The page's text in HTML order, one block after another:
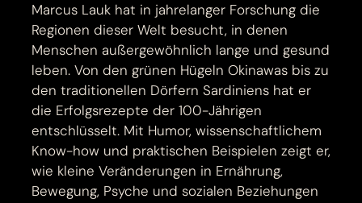
Marcus Lauk hat in jahrelanger Forschung die
Regionen dieser Welt besucht, in denen
Menschen außergewöhnlich lange und gesund
leben. Von den grünen Hügeln Okinawas bis zu
den traditionellen Dörfern Sardiniens hat er
die Erfolgsrezepte der 100-Jährigen
entschlüsselt. Mit Humor, wissenschaftlichem
Know-how und praktischen Beispielen zeigt er,
wie kleine Veränderungen in Ernährung,
Bewegung, Psyche und sozialen Beziehungen